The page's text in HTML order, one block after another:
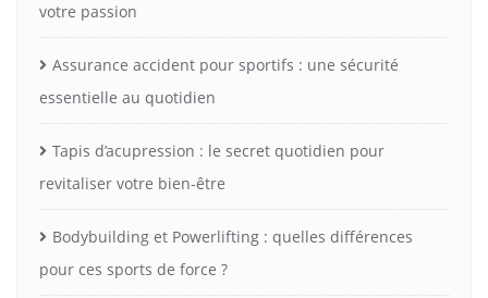
votre passion
Assurance accident pour sportifs : une sécurité
essentielle au quotidien
Tapis d’acupression : le secret quotidien pour
revitaliser votre bien-être
Bodybuilding et Powerlifting : quelles différences
pour ces sports de force ?